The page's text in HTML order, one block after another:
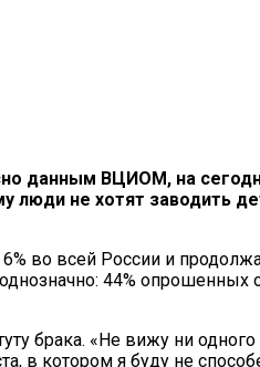
данным ВЦИОМ, на
люди не хотят заводить
во всей России и
44% опрошенных
брака. «Не вижу ни одного
в котором я буду не